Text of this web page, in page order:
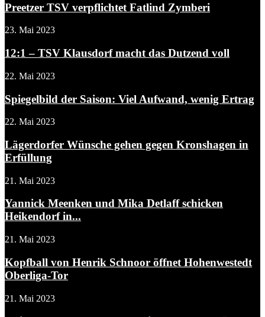
Preetzer TSV verpflichtet Fatlind Zymberi
23. Mai 2023
12:1 – TSV Klausdorf macht das Dutzend voll
22. Mai 2023
Spiegelbild der Saison: Viel Aufwand, wenig Ertrag
22. Mai 2023
Lägerdorfer Wünsche gehen gegen Kronshagen in
Erfüllung
21. Mai 2023
Yannick Meenken und Mika Detlaff schicken
Heikendorf in...
21. Mai 2023
Kopfball von Henrik Schnoor öffnet Hohenwestedt
Oberliga-Tor
21. Mai 2023